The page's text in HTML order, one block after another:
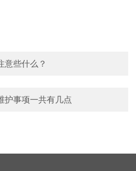
意些什么？
护事项一共有几点